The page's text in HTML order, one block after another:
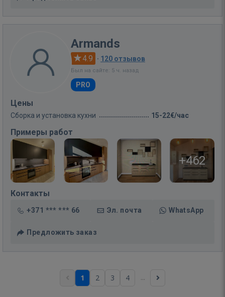
Armands
4.9 · 120 отзывов
Был на сайте: 5 ч. назад
PRO
Цены
Сборка и установка кухни 15-22€/час
Примеры работ
+462
Контакты
+371 *** *** 66 Эл. почта WhatsApp
Предложить заказ
1 2 3 4 ...